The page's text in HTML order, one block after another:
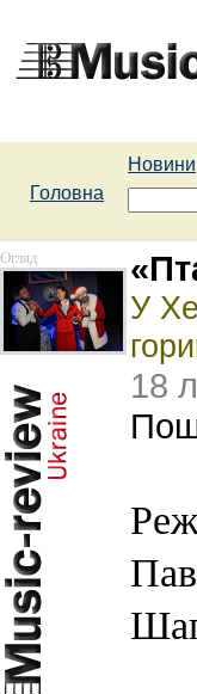
Новини
Головна
Огляд
У
18